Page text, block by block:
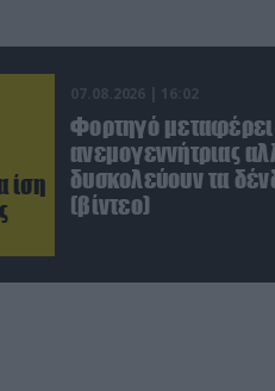
ίση
07.08.2026 | 16:02
Φορτηγό μεταφέρει
ανεμογεννήτριας
δυσκολεύουν τα
(βίντεο)